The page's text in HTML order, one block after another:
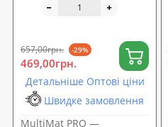
автомобіля) SoundProOFF
657,00грн. -29%
469,00грн.
Детальніше Оптові ціни
Швидке замовлення
MultiMat PRO —